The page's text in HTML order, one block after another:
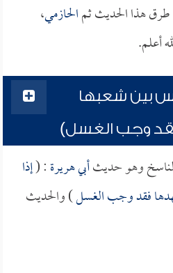
هذا الحديث ثمالحازمي،
أعلم.
بين شعبها
وجب الغسل)
وهو حديثأبي هريرة: (إذا
فقد وجب الغسل) والحديث